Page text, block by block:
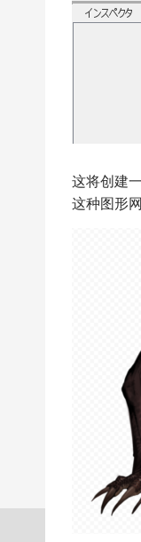
这将创建
这种图形